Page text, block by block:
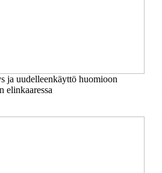
ja uudelleenkäyttö huomioon
elinkaaressa